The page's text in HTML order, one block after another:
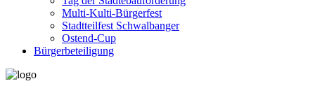
Multi-Kulti-Bürgerfest
Stadtteilfest Schwalbanger
Ostend-Cup
Bürgerbeteiligung